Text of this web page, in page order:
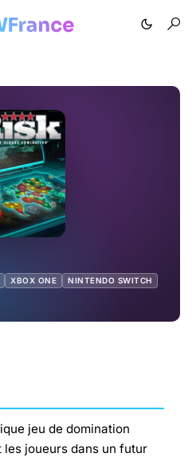
XBOX ONE NINTENDO SWITCH
jeu de domination
les joueurs dans un futur